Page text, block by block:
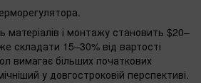
матеріалів і монтажу становить $20–
складати 15–30% від вартості
вимагає більших початкових
у довгостроковій перспективі.